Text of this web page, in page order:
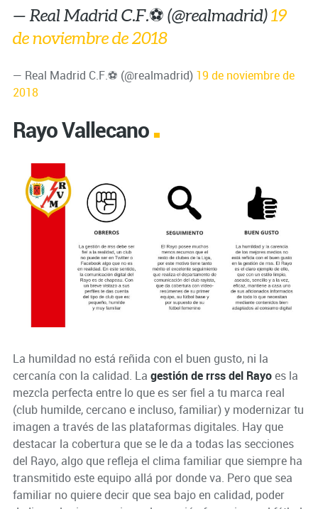
— Real Madrid C.F.⚽ (@realmadrid)19
de noviembre de 2018
— Real Madrid C.F.⚽ (@realmadrid) 19 de noviembre de
2018
Rayo Vallecano
La humildad no está reñida con el buen gusto, ni la
cercanía con la calidad. La gestión de rrss del Rayoes la
mezcla perfecta entre lo que es ser fiel a tu marca real
(club humilde, cercano e incluso, familiar) y modernizar tu
imagen a través de las plataformas digitales. Hay que
destacar la cobertura que se le da a todas las secciones
del Rayo, algo que refleja el clima familiar que siempre ha
transmitido este equipo allá por donde va. Pero que sea
familiar no quiere decir que sea bajo en calidad, poder